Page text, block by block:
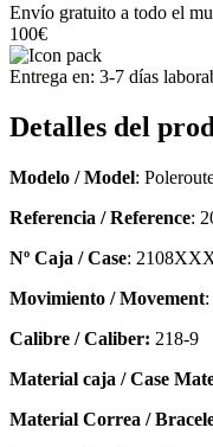
Envío gratuito a todo el
100€
Entrega en: 3-7 días
Detalles del
Modelo / Model:
Referencia / Reference:
Nº Caja / Case:
Movimiento / Movement
Calibre / Caliber: 218-9
Material caja / Case
Material Correa /